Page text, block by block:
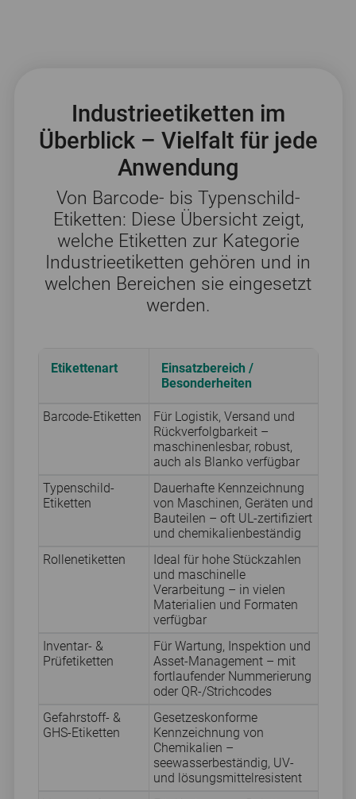
Industrieetiketten im
Überblick – Vielfalt für jede
Anwendung
Von Barcode- bis Typenschild-
Etiketten: Diese Übersicht zeigt,
welche Etiketten zur Kategorie
Industrieetiketten gehören und in
welchen Bereichen sie eingesetzt
werden.
Etikettenart
Einsatzbereich /
Besonderheiten
Barcode-Etiketten
Für Logistik, Versand und
Rückverfolgbarkeit –
maschinenlesbar, robust,
auch als Blanko verfügbar
Typenschild-
Etiketten
Dauerhafte Kennzeichnung
von Maschinen, Geräten und
Bauteilen – oft UL-zertifiziert
und chemikalienbeständig
Rollenetiketten
Ideal für hohe Stückzahlen
und maschinelle
Verarbeitung – in vielen
Materialien und Formaten
verfügbar
Inventar- &
Prüfetiketten
Für Wartung, Inspektion und
Asset-Management – mit
fortlaufender Nummerierung
oder QR-/Strichcodes
Gefahrstoff- &
GHS-Etiketten
Gesetzeskonforme
Kennzeichnung von
Chemikalien –
seewasserbeständig, UV-
und lösungsmittelresistent